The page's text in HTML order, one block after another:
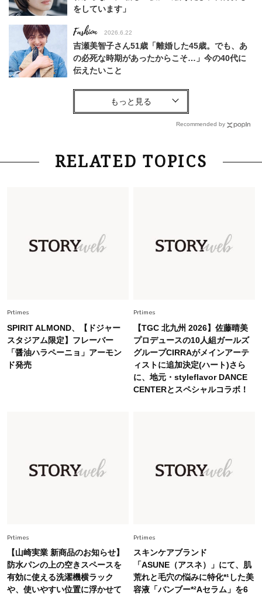
をしています」
Fashion 2026.6.22
吉瀬美智子さん51歳「離婚した45歳。でも、あ
の必死な時期があったからこそ…」今の40代に
伝えたいこと
Fashion
【40代コンサバ派】白Tシャツは「パール×ゴー
Lifestyle 2026.7.29
「お若いですね」は褒め言葉？“若い＝美しい”と
上野千鶴子先生が問い直す“理想の老後”の呪縛
【ジェンダー連載23】
Fashion 2026.6.12
中村ゆりさん「40代になり、やっと“仕事以外の
幸福感”に目が向いた」ライフスタイルも、服も
Fashion 2026.5.29
40代の夏通勤はこれ１着！「きちんと感」も
初夏はこれさえあれば！40代は【淡色ワンピ】
で即涼しげ＆上品見え〈3選〉
Fashion 2026.8.5
Recommended by
RELATED TOPICS
Prtimes
SPIRIT ALMOND、【ドジャー
スタジアム限定】フレーバー
「醤油ハラペーニョ」アーモン
ド発売
Prtimes
【TGC 北九州 2026】佐藤晴美
プロデュースの10人組ガールズ
グループCIRRAがメインアーテ
ィストに追加決定(ハート)さら
に、地元・styleflavor DANCE
CENTERとスペシャルコラボ！
Prtimes
【山崎実業 新商品のお知らせ】
防水パンの上の空きスペースを
有効に使える洗濯機横ラック
や、使いやすい位置に浮かせて
Prtimes
スキンケアブランド
「ASUNE（アスネ）」にて、肌
荒れと毛穴の悩みに特化*¹した美
容液「バンブー*²Aセラム」を6